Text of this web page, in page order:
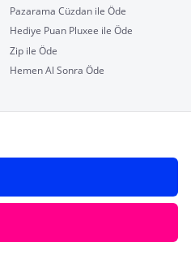
Pazarama Cüzdan ile Öde
Hediye Puan Pluxee ile Öde
Zip ile Öde
Hemen Al Sonra Öde